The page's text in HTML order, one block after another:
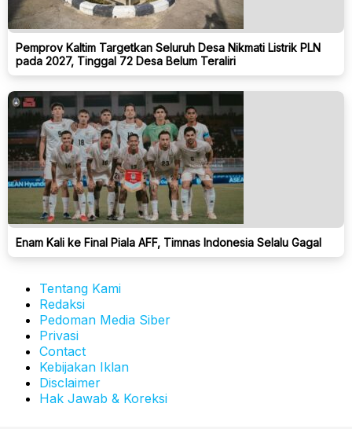
Pemprov Kaltim Targetkan Seluruh Desa Nikmati Listrik PLN
pada 2027, Tinggal 72 Desa Belum Teraliri
Enam Kali ke Final Piala AFF, Timnas Indonesia Selalu Gagal
Tentang Kami
Redaksi
Pedoman Media Siber
Privasi
Contact
Kebijakan Iklan
Disclaimer
Hak Jawab & Koreksi